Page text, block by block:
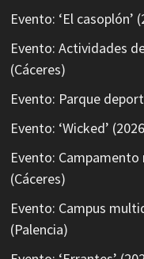
Evento: ‘El
Evento: Actividades
(Cáceres)
Evento: Parque
Evento: ‘Wicked’
Evento: Campamento
(Cáceres)
Evento: Campus
(Palencia)